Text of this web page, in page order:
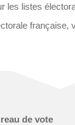
listes
de vote